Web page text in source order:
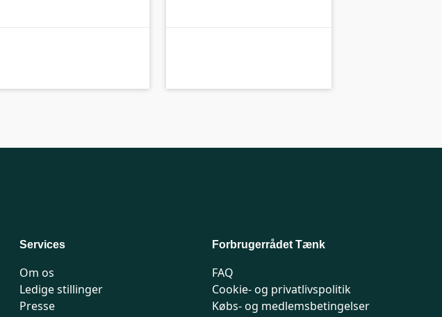
Services
Om os
Ledige stillinger
Presse
Forbrugerrådet Tænk
FAQ
Cookie- og privatlivspolitik
Købs- og medlemsbetingelser